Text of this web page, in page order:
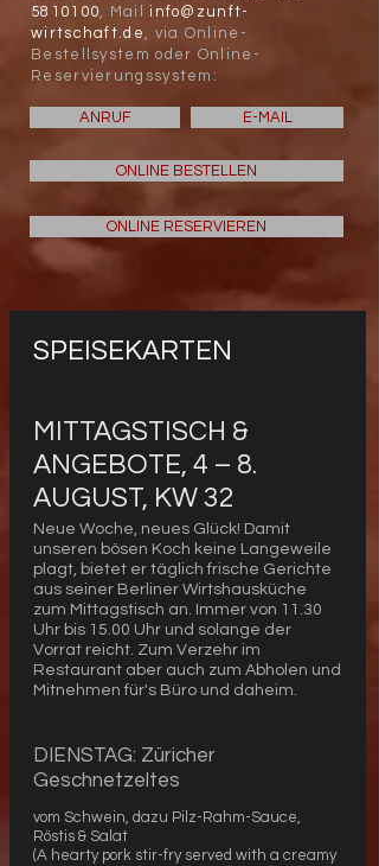
ANRUF E-MAIL
ONLINE BESTELLEN
ONLINE RESERVIEREN
5810100, Mail info@zunft-
wirtschaft.de, via Online-
Bestellsystem oder Online-
Reservierungssystem:
SPEISEKARTEN
MITTAGSTISCH &
ANGEBOTE, 4 – 8.
AUGUST, KW 32
Neue Woche, neues Glück! Damit
unseren bösen Koch keine Langeweile
plagt, bietet er täglich frische Gerichte
aus seiner Berliner Wirtshausküche
zum Mittagstisch an. Immer von 11.30
Uhr bis 15.00 Uhr und solange der
Vorrat reicht. Zum Verzehr im
Restaurant aber auch zum Abholen und
Mitnehmen für's Büro und daheim.
DIENSTAG: Züricher
Geschnetzeltes
vom Schwein, dazu Pilz-Rahm-Sauce,
Röstis & Salat
(A hearty pork stir-fry served with a creamy